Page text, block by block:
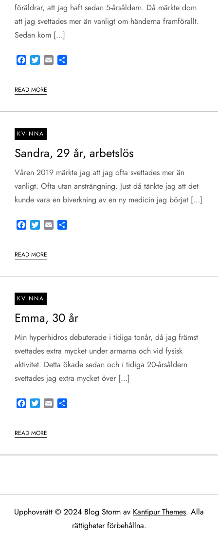
föräldrar, att jag haft sedan 5-årsåldern. Då märkte dom
att jag svettades mer än vanligt om händerna framförallt.
Sedan kom […]
Facebook
TwitterEmail
READ MORE
KVINNA
Sandra, 29 år, arbetslös
Våren 2019 märkte jag att jag ofta svettades mer än
vanligt. Ofta utan ansträngning. Just då tänkte jag att det
kunde vara en biverkning av en ny medicin jag börjat […]
Facebook
TwitterEmail
READ MORE
KVINNA
Emma, 30 år
Min hyperhidros debuterade i tidiga tonår, då jag främst
svettades extra mycket under armarna och vid fysisk
aktivitet. Detta ökade sedan och i tidiga 20-årsåldern
svettades jag extra mycket över […]
Facebook
TwitterEmail
READ MORE
Upphovsrätt © 2024 Blog Storm av Kantipur Themes. Alla
rättigheter förbehållna.